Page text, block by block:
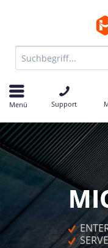
Menü Support